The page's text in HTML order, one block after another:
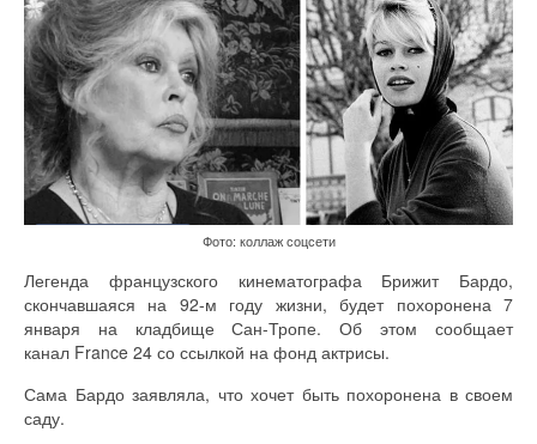
Фото: коллаж соцсети
Легенда французского кинематографа Брижит Бардо,
скончавшаяся на 92-м году жизни, будет похоронена 7
января на кладбище Сан-Тропе. Об этом сообщает
канал France 24 со ссылкой на фонд актрисы.
Сама Бардо заявляла, что хочет быть похоронена в своем
саду.